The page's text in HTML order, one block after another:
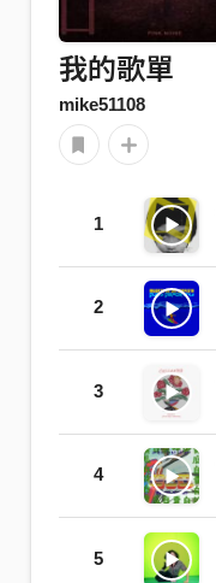
我的歌單
mike51108
1
2
3
4
5